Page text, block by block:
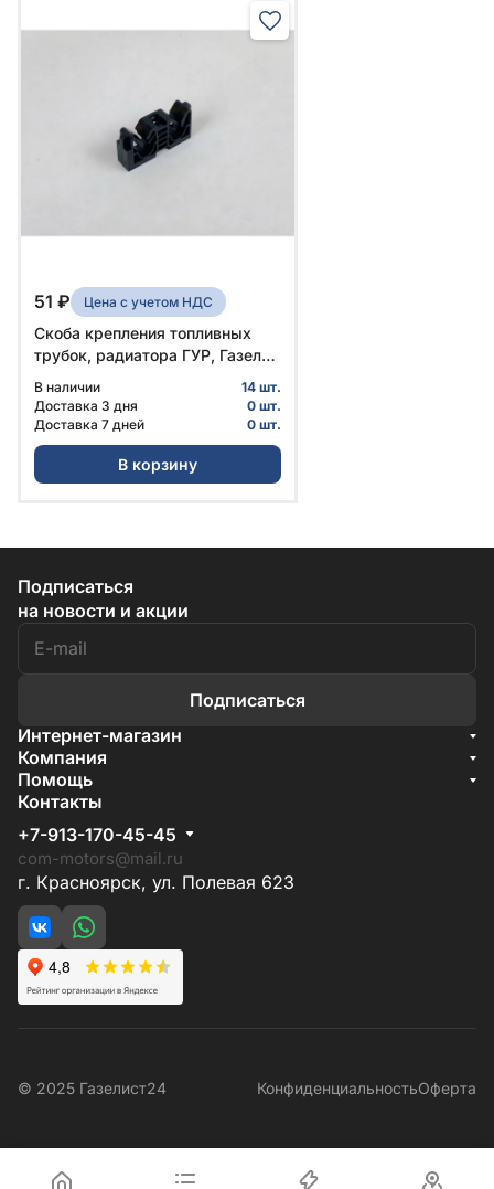
51 ₽ Цена с учетом НДС
Скоба крепления топливных
трубок, радиатора ГУР, Газель
ГАЗ
В наличии
14 шт.
Доставка 3 дня
0 шт.
Доставка 7 дней
0 шт.
В корзину
Подписаться
на новости и акции
Подписаться
Интернет-магазин
Акции
Бренды
Компания
О компании
Документы
Условия поставки
Отзывы
Помощь
Условия доставки
Способы оплаты
Гарантия на товар
Контакты
+7-913-170-45-45
com-motors@mail.ru
г. Красноярск, ул. Полевая 623
© 2025 Газелист24 КонфиденциальностьОферта